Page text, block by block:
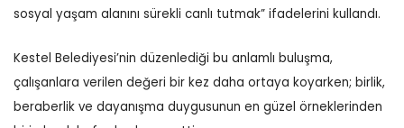
sosyal yaşam alanını sürekli canlı tutmak” ifadelerini kullandı.
Kestel Belediyesi’nin düzenlediği bu anlamlı buluşma,
çalışanlara verilen değeri bir kez daha ortaya koyarken; birlik,
beraberlik ve dayanışma duygusunun en güzel örneklerinden